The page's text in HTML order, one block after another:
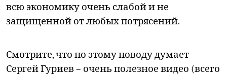
всю экономику очень слабой и не
защищенной от любых потрясений.
Смотрите, что по этому поводу думает
Сергей Гуриев – очень полезное видео (всего